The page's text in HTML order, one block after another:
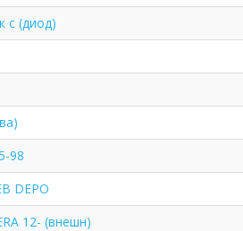
с (диод)
98
DEPO
12- (внешн)